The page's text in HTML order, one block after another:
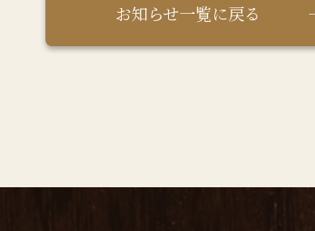
お知らせ一覧に戻る